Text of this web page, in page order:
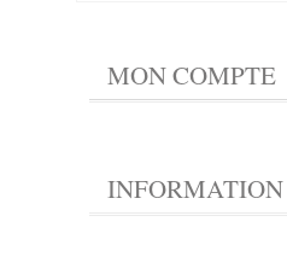
MON COMPTE
INFORMATION